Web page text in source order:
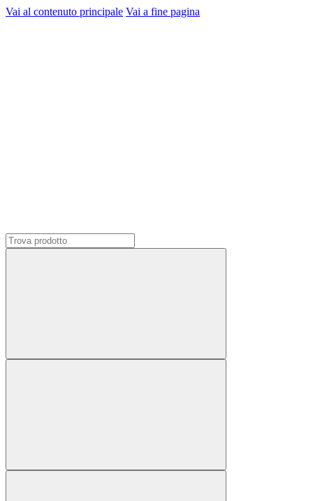
Vai al contenuto principale Vai a fine pagina